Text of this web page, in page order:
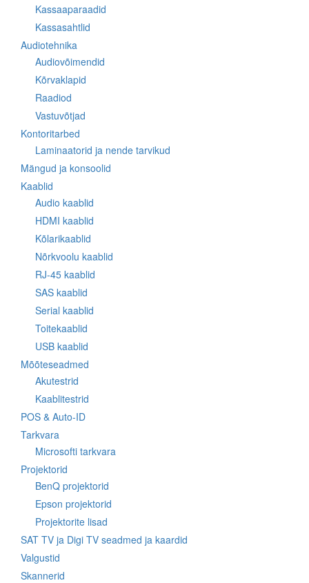
Kassaaparaadid
Kassasahtlid
Audiotehnika
Audiovõimendid
Kõrvaklapid
Raadiod
Vastuvõtjad
Kontoritarbed
Laminaatorid ja nende tarvikud
Mängud ja konsoolid
Kaablid
Audio kaablid
HDMI kaablid
Kõlarikaablid
Nõrkvoolu kaablid
RJ-45 kaablid
SAS kaablid
Serial kaablid
Toitekaablid
USB kaablid
Mõõteseadmed
Akutestrid
Kaablitestrid
POS & Auto-ID
Tarkvara
Microsofti tarkvara
Projektorid
BenQ projektorid
Epson projektorid
Projektorite lisad
SAT TV ja Digi TV seadmed ja kaardid
Valgustid
Skannerid